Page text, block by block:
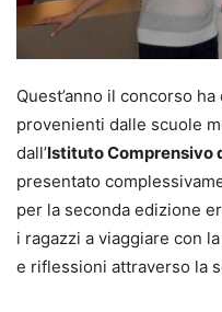
Quest’anno il concorso
provenienti dalle scuole
dall’Istituto Comprensivo
presentato
per la seconda edizione
i ragazzi a viaggiare con
e riflessioni attraverso la